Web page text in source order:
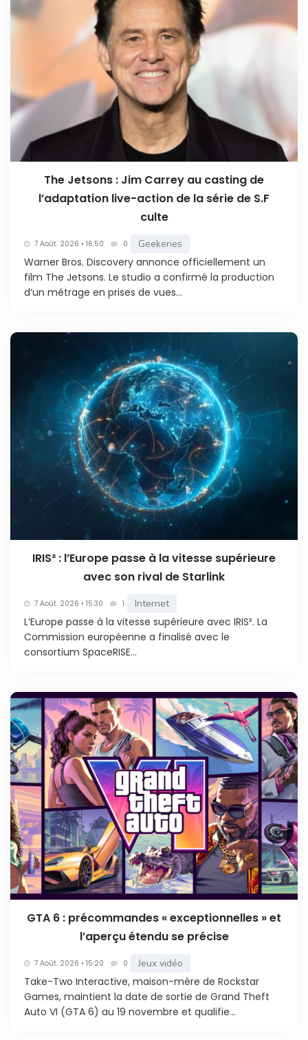
The Jetsons : Jim Carrey au casting de
l’adaptation live-action de la série de S.F
culte
7 Août. 2026 • 16:50 0 Geekeries
Warner Bros. Discovery annonce officiellement un
film The Jetsons. Le studio a confirmé la production
d’un métrage en prises de vues...
IRIS² : l’Europe passe à la vitesse supérieure
avec son rival de Starlink
7 Août. 2026 • 15:30 1 Internet
L‘Europe passe à la vitesse supérieure avec IRIS². La
Commission européenne a finalisé avec le
consortium SpaceRISE...
GTA 6 : précommandes « exceptionnelles » et
l’aperçu étendu se précise
7 Août. 2026 • 15:20 0 Jeux vidéo
Take-Two Interactive, maison-mère de Rockstar
Games, maintient la date de sortie de Grand Theft
Auto VI (GTA 6) au 19 novembre et qualifie...